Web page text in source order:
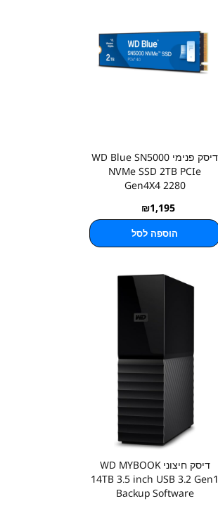
דיסק פנימי WD Blue SN5000
NVMe SSD 2TB PCIe
Gen4X4 2280
₪1,195
הוספה לסל
דיסק חיצוני WD MYBOOK
14TB 3.5 inch USB 3.2 Gen1
Backup Software